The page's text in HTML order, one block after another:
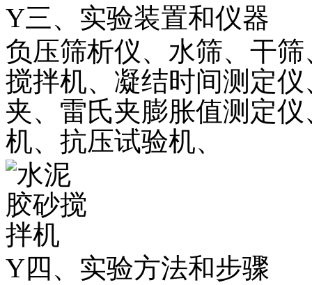
Y三、实验装置和仪器
负压筛析仪、水筛、干
搅拌机、凝结时间测定
夹、雷氏夹膨胀值测定
机、抗压试验机、
Y四、实验方法和步骤